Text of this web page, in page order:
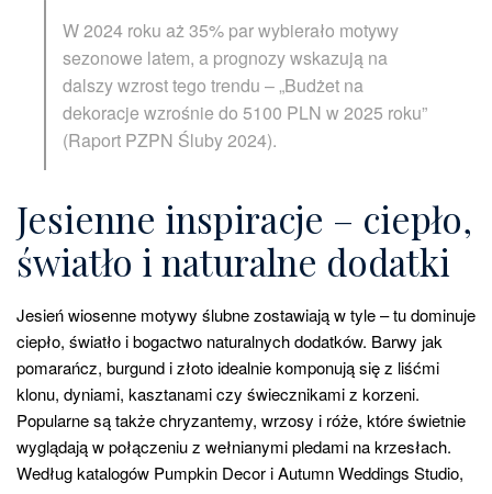
W 2024 roku aż 35% par wybierało motywy
sezonowe latem, a prognozy wskazują na
dalszy wzrost tego trendu – „Budżet na
dekoracje wzrośnie do 5100 PLN w 2025 roku”
(Raport PZPN Śluby 2024).
Jesienne inspiracje – ciepło,
światło i naturalne dodatki
Jesień wiosenne motywy ślubne zostawiają w tyle – tu dominuje
ciepło, światło i bogactwo naturalnych dodatków. Barwy jak
pomarańcz, burgund i złoto idealnie komponują się z liśćmi
klonu, dyniami, kasztanami czy świecznikami z korzeni.
Popularne są także chryzantemy, wrzosy i róże, które świetnie
wyglądają w połączeniu z wełnianymi pledami na krzesłach.
Według katalogów Pumpkin Decor i Autumn Weddings Studio,